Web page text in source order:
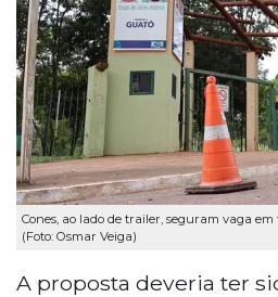
Cones, ao lado de trailer, seguram vaga
(Foto: Osmar Veiga)
A proposta deveria ter